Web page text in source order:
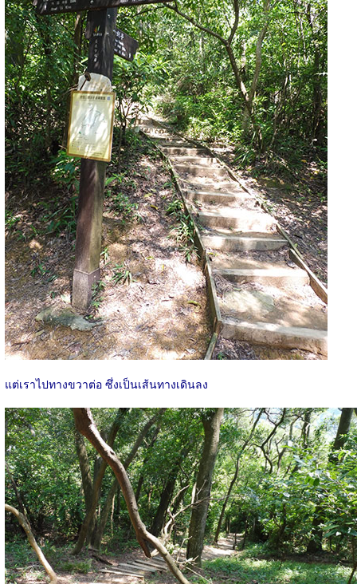
แต่เราไปทางขวาต่อ ซึ่งเป็นเส้นทางเดินลง